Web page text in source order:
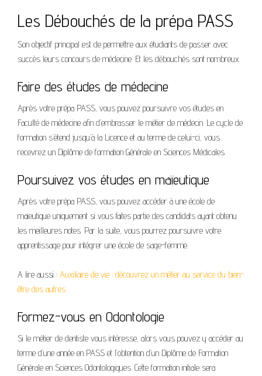
Les Débouchés de la prépa PASS
Son objectif principal est de permettre aux étudiants de passer avec
succès leurs concours de médecine. Et les débouchés sont nombreux.
Faire des études de médecine
Après votre prépa PASS, vous pouvez poursuivre vos études en
Faculté de médecine afin d’embrasser le métier de médecin. Le cycle de
formation s’étend jusqu’à la Licence et au terme de celui-ci, vous
recevrez un Diplôme de formation Générale en Sciences Médicales.
Poursuivez vos études en maïeutique
Après votre prépa PASS, vous pouvez accéder à une école de
maïeutique uniquement si vous faites partie des candidats ayant obtenu
les meilleures notes. Par la suite, vous pourrez poursuivre votre
apprentissage pour intégrer une école de sage-femme.
A lire aussi : Auxiliaire de vie : découvrez un métier au service du bien-
être des autres
Formez-vous en Odontologie
Si le métier de dentiste vous intéresse, alors vous pouvez y accéder au
terme d’une année en PASS et l’obtention d’un Diplôme de Formation
Générale en Sciences Odontologiques. Cette formation initiale sera